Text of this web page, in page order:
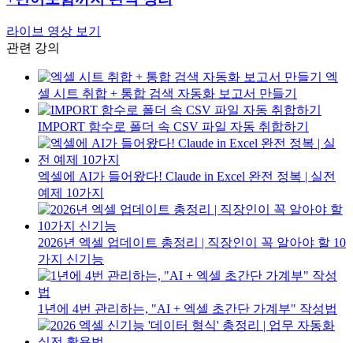
라이브 영상 보기
관련 강의
엑
셀 시트 취합 + 통합 검색 자동화 보고서 만들기
IMPORT 함수로 폴더 속 CSV 파일 자동 취합하기
엑셀에 AI가 들어왔다! Claude in Excel 완전 정복 | 실전
예제 10가지
2026년 엑셀 업데이트 총정리 | 직장인이 꼭 알아야 할 10
가지 신기능
1년에 4번 관리하는, "AI + 엑셀 초간단 가계부" 작성법